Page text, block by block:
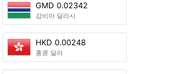
GMD 0.02342
감비아 달라시
HKD 0.00248
홍콩 달러